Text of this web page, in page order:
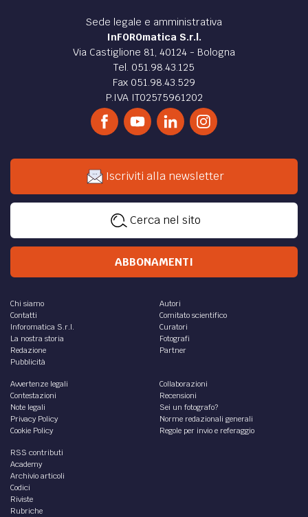
Sede legale e amministrativa
InFOROmatica S.r.l.
Via Castiglione 81, 40124 - Bologna
Tel. 051.98.43.125
Fax 051.98.43.529
P.IVA IT02575961202
Iscriviti alla newsletter
Cerca nel sito
ABBONAMENTI
Chi siamo
Contatti
Inforomatica S.r.l.
La nostra storia
Redazione
Pubblicità
Autori
Comitato scientifico
Curatori
Fotografi
Partner
Avvertenze legali
Contestazioni
Note legali
Privacy Policy
Cookie Policy
Collaborazioni
Recensioni
Sei un fotografo?
Norme redazionali generali
Regole per invio e referaggio
RSS contributi
Academy
Archivio articoli
Codici
Riviste
Rubriche